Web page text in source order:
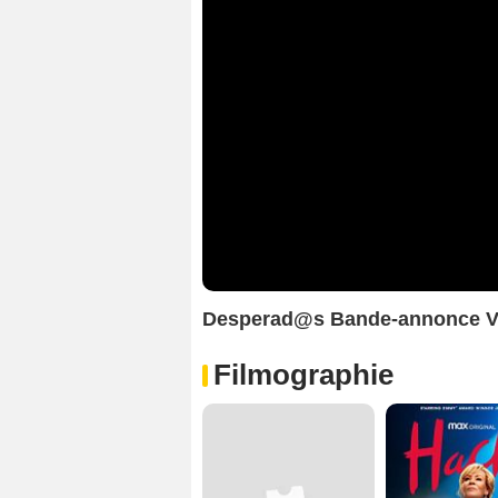
Desperad@s Bande-annonce
Filmographie